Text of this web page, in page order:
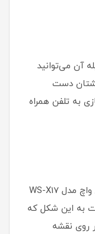
آن می‌توانید
دست
به تلفن همراه
از ویژگی دیگر ساعت هوشمند طرح اپل واچ مدل WS-X17
به این شکل که
روی نقشه